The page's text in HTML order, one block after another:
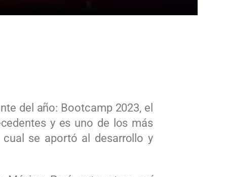
del año: Bootcamp 2023, el
y es uno de los más
se aportó al desarrollo y